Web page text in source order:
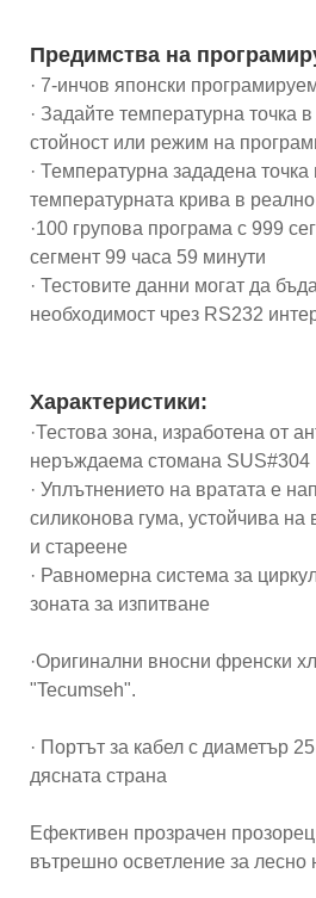
Предимства на
· 7-инчов японски
· Задайте температурна точка
стойност или режим на
· Температурна зададена
температурната крива в
·100 групова програма с 999
сегмент 99 часа 59 минути
· Тестовите данни могат да
необходимост чрез RS232
Характеристики:
·Тестова зона, изработена от
неръждаема стомана SUS#304
· Уплътнението на вратата е
силиконова гума, устойчива на
и стареене
· Равномерна система за
зоната за изпитване
·Оригинални вносни френски
"Tecumseh".
· Портът за кабел с диаметър
дясната страна
Ефективен прозрачен
вътрешно осветление за лесно